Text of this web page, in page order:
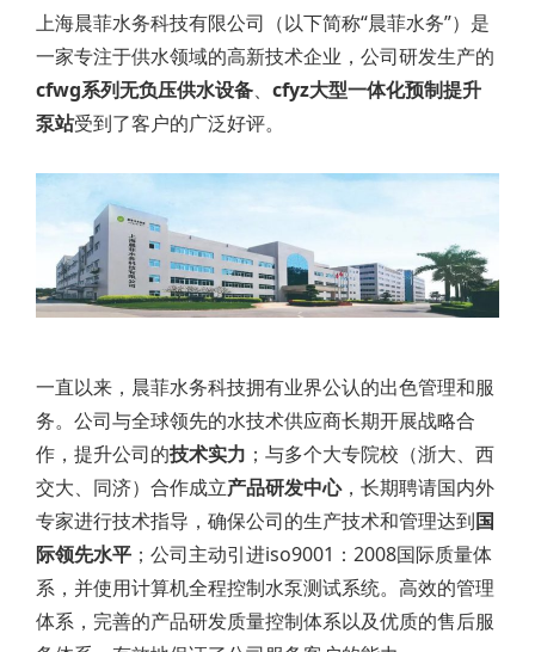
上海晨菲水务科技有限公司（以下简称“晨菲水务”）是
一家专注于供水领域的高新技术企业，公司研发生产的
cfwg系列无负压供水设备、 cfyz大型一体化预制提升
泵站受到了客户的广泛好评。
一直以来，晨菲水务科技拥有业界公认的出色管理和服
务。公司与全球领先的水技术供应商长期开展战略合
作，提升公司的技术实力 ；与多个大专院校（浙大、西
交大、同济）合作成立产品研发中心，长期聘请国内外
专家进行技术指导，确保公司的生产技术和管理达到国
际领先水平 ；公司主动引进iso9001：2008国际质量体
系，并使用计算机全程控制水泵测试系统。高效的管理
体系，完善的产品研发质量控制体系以及优质的售后服